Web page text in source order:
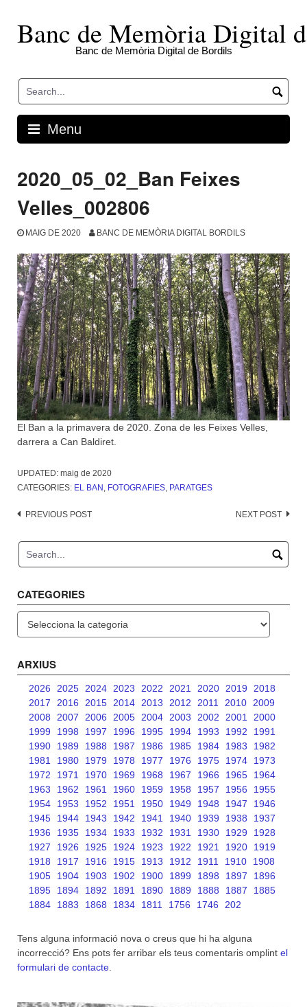
contentBanc de Memòria Digital
Banc de Memòria Digital de Bordils
Menu
2020_05_02_Ban Feixes
Velles_002806
MAIG DE 2020 BANC DE MEMÒRIA DIGITAL BORDILS
El Ban a la primavera de 2020. Zona de les Feixes Velles,
darrera a Can Baldiret.
UPDATED: maig de 2020
CATEGORIES: EL BAN , FOTOGRAFIES, PARATGES
Post
PREVIOUS POST NEXT POST
CATEGORIES
ARXIUS
2026 2025 2024 2023 2022 2021 2020 2019
2018
2017
2016 2015 2014 2013 2012 2011 2010
2009
2008
2007 2006 2005 2004 2003 2002 2001
2000
1999
1998 1997 1996 1995 1994 1993 1992
1991
1990
1989 1988 1987 1986 1985 1984 1983
1982
1981
1980 1979 1978 1977 1976 1975 1974
1973
1972
1971 1970 1969 1968 1967 1966 1965
1964
1963
1962 1961 1960 1959 1958 1957 1956
1955
1954
1953 1952 1951 1950 1949 1948 1947
1946
1945
1944 1943 1942 1941 1940 1939 1938
1937
1936
1935 1934 1933 1932 1931 1930 1929
1928
1927
1926 1925 1924 1923 1922 1921 1920
1919
1918
1917 1916 1915 1913 1912 1911 1910
1908
1905
1904 1903 1902 1900 1899 1898 1897
1896
1895
1894 1892 1891 1890 1889 1888 1887
1885
1884
1883 1868 1834 1811 1756 1746 202
Tens alguna informació nova o creus que hi ha alguna
incorrecció? Ens pots fer arribar els teus comentaris omplint el
formulari de contacte